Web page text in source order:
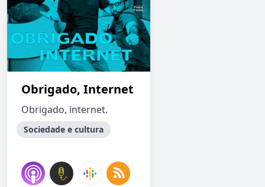
Obrigado, Internet
Obrigado, internet.
Sociedade e cultura